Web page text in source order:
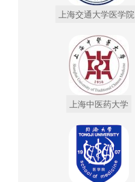
上海交通大学医学院
上海中医药大学